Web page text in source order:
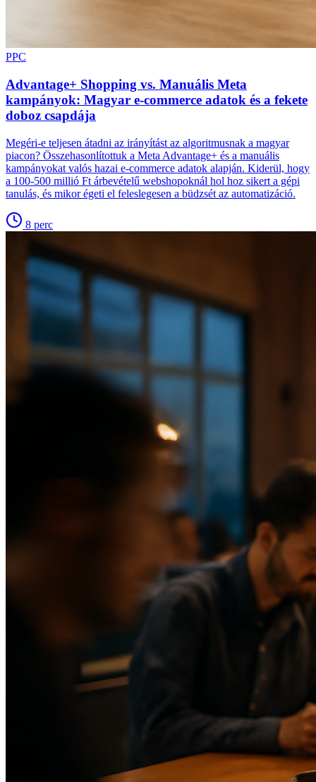
PPC
Advantage+ Shopping vs. Manuális Meta
kampányok: Magyar e-commerce adatok és a fekete
doboz csapdája
Megéri-e teljesen átadni az irányítást az algoritmusnak a magyar
piacon? Összehasonlítottuk a Meta Advantage+ és a manuális
kampányokat valós hazai e-commerce adatok alapján. Kiderül, hogy
a 100-500 millió Ft árbevételű webshopoknál hol hoz sikert a gépi
tanulás, és mikor égeti el feleslegesen a büdzsét az automatizáció.
8 perc